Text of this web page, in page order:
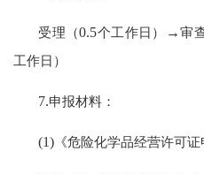
受理（0.5个工作日） →审
工作日）
7.申报材料：
(1) 《危险化学品经营许可证